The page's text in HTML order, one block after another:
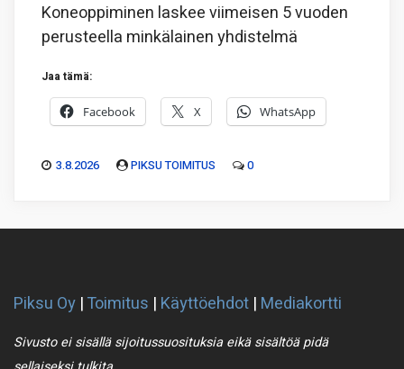
Koneoppiminen laskee viimeisen 5 vuoden
perusteella minkälainen yhdistelmä
Jaa tämä:
Facebook X WhatsApp
3.8.2026 PIKSU TOIMITUS 0
Piksu Oy |Toimitus | Käyttöehdot | Mediakortti
Sivusto ei sisällä sijoitussuosituksia eikä sisältöä pidä